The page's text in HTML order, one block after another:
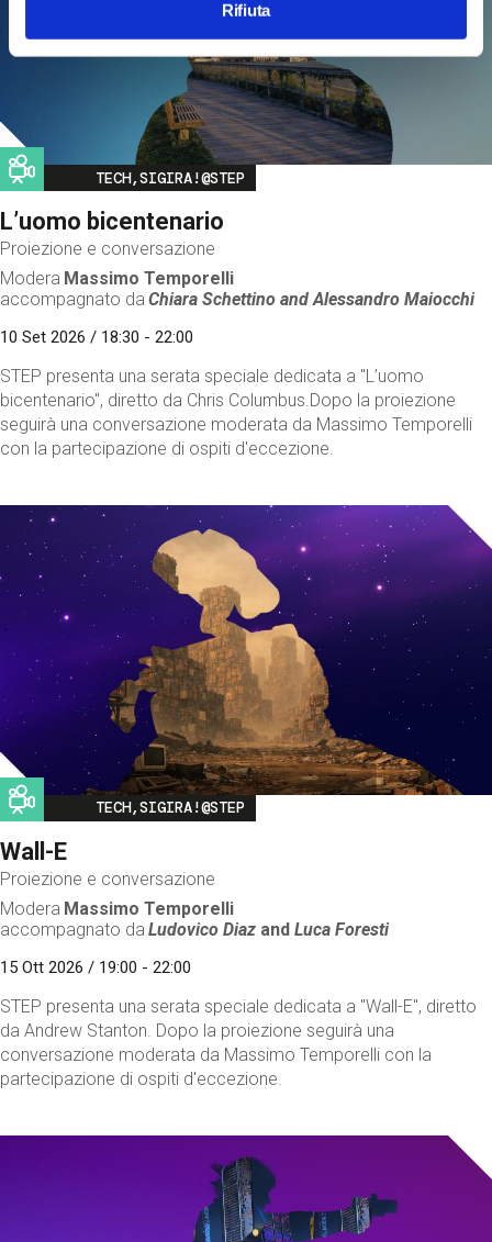
Rifiuta
Image
TECH,SIGIRA!@STEP
L’uomo bicentenario
Proiezione e conversazione
Modera Massimo Temporelli
accompagnato da Chiara Schettino andAlessandro Maiocchi
10 Set 2026 / 18:30 - 22:00
STEP presenta una serata speciale dedicata a "L’uomo
bicentenario", diretto da Chris Columbus.Dopo la proiezione
seguirà una conversazione moderata da Massimo Temporelli
con la partecipazione di ospiti d'eccezione.
Image
TECH,SIGIRA!@STEP
Wall-E
Proiezione e conversazione
Modera Massimo Temporelli
accompagnato da Ludovico Diaz andLuca Foresti
15 Ott 2026 / 19:00 - 22:00
STEP presenta una serata speciale dedicata a "Wall-E", diretto
da Andrew Stanton. Dopo la proiezione seguirà una
conversazione moderata da Massimo Temporelli con la
partecipazione di ospiti d'eccezione.